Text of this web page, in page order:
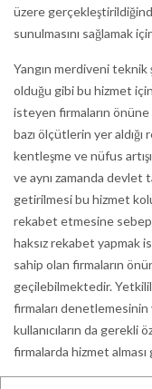
üzere
sunulmasını sağlamak
Yangın merdiveni
olduğu gibi bu hizmet
isteyen firmaların
bazı ölçütlerin yer
kentleşme ve nüfus
ve aynı zamanda devlet
getirilmesi bu hizmet
rekabet etmesine
haksız rekabet yapmak
sahip olan firmaların
geçilebilmektedir.
firmaları denetlemesinin
kullanıcıların da
firmalarda hizmet alması